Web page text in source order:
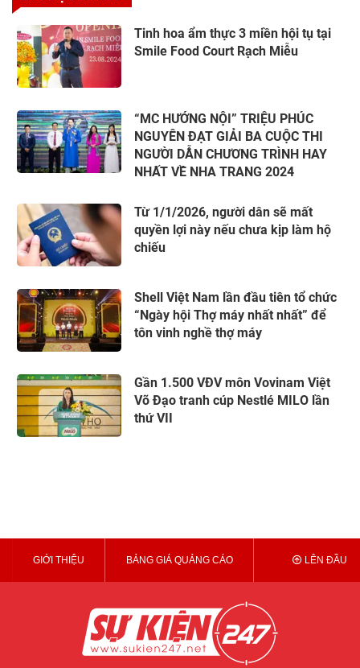
Tinh hoa ẩm thực 3 miền hội tụ tại
Smile Food Court Rạch Miễu
“MC HƯỚNG NỘI” TRIỆU PHÚC
NGUYÊN ĐẠT GIẢI BA CUỘC THI
NGƯỜI DẪN CHƯƠNG TRÌNH HAY
NHẤT VỀ NHA TRANG 2024
Từ 1/1/2026, người dân sẽ mất
quyền lợi này nếu chưa kịp làm hộ
chiếu
Shell Việt Nam lần đầu tiên tổ chức
“Ngày hội Thợ máy nhất nhất” để
tôn vinh nghề thợ máy
Gần 1.500 VĐV môn Vovinam Việt
Võ Đạo tranh cúp Nestlé MILO lần
thứ VII
GIỚI THIỆU BẢNG GIÁ QUẢNG CÁO LÊN ĐẦU